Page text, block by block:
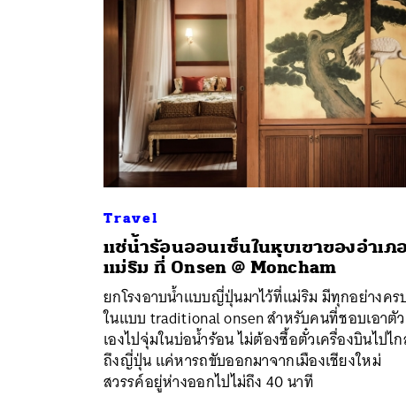
Travel
แช่น้ำร้อนออนเซ็นในหุบเขาของอำเภอ
แม่ริม ที่ Onsen @ Moncham
ยกโรงอาบน้ำแบบญี่ปุ่นมาไว้ที่แม่ริม มีทุกอย่างคร
ในแบบ traditional onsen สำหรับคนที่ชอบเอาตัว
เองไปจุ่มในบ่อน้ำร้อน ไม่ต้องซื้อตั๋วเครื่องบินไปไ
ถึงญี่ปุ่น แค่หารถขับออกมาจากเมืองเชียงใหม่
สวรรค์อยู่ห่างออกไปไม่ถึง 40 นาที